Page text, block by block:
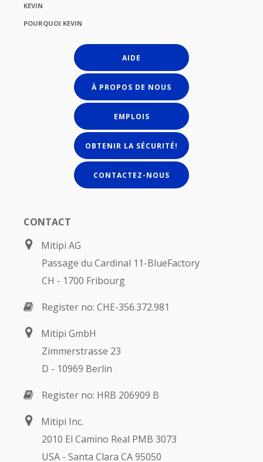
KEVIN
POURQUOI KEVIN
AIDE
À PROPOS DE NOUS
EMPLOIS
OBTENIR LA SÉCURITÉ!
CONTACTEZ-NOUS
CONTACT
Mitipi AG
Passage du Cardinal 11-BlueFactory
CH - 1700 Fribourg
Register no: CHE-356.372.981
Mitipi GmbH
Zimmerstrasse 23
D - 10969 Berlin
Register no: HRB 206909 B
Mitipi Inc.
2010 El Camino Real PMB 3073
USA - Santa Clara CA 95050